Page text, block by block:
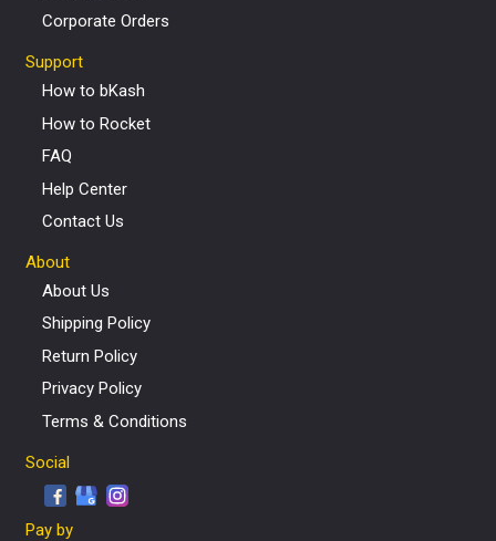
Corporate Orders
Support
How to bKash
How to Rocket
FAQ
Help Center
Contact Us
About
About Us
Shipping Policy
Return Policy
Privacy Policy
Terms & Conditions
Social
Pay by